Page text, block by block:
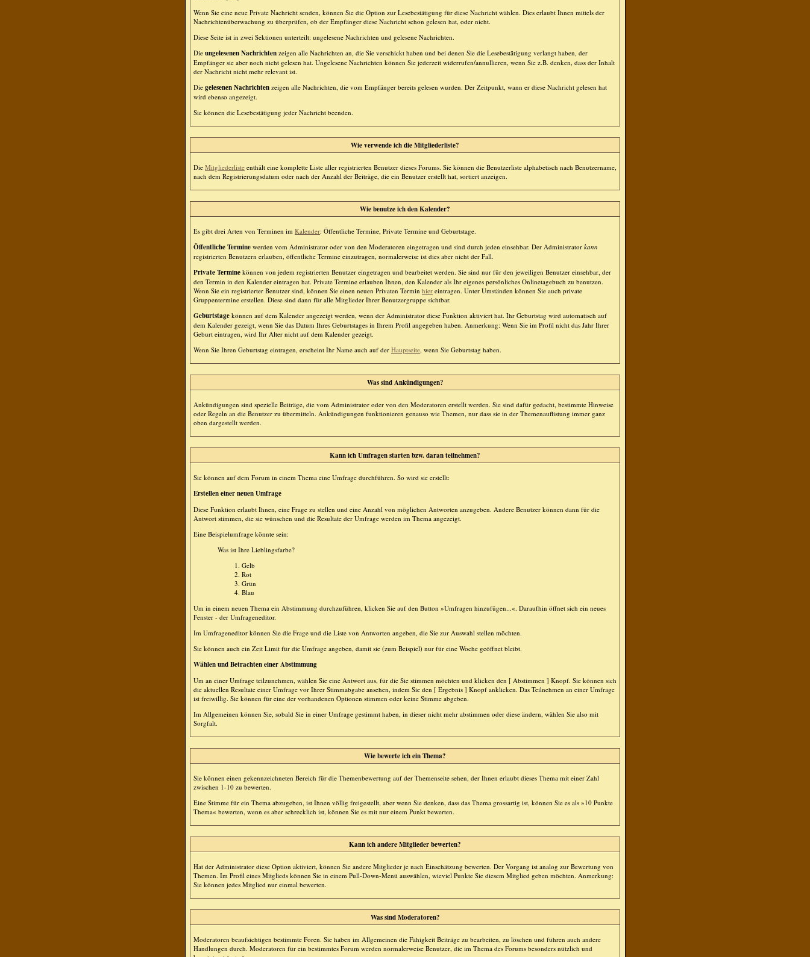
Wenn Sie eine neue Private Nachricht senden, können Sie die Option zur Lesebestätigung für diese Nachricht wählen. Dies erlaubt Ihnen mittels der
Nachrichtenüberwachung zu überprüfen, ob der Empfänger diese Nachricht schon gelesen hat, oder nicht.
Diese Seite ist in zwei Sektionen unterteilt: ungelesene Nachrichten und gelesene Nachrichten.
Die ungelesenen Nachrichten zeigen alle Nachrichten an, die Sie verschickt haben und bei denen Sie die Lesebestätigung verlangt haben, der
Empfänger sie aber noch nicht gelesen hat. Ungelesene Nachrichten können Sie jederzeit widerrufen/annullieren, wenn Sie z.B. denken, dass der Inhalt
der Nachricht nicht mehr relevant ist.
Die gelesenen Nachrichten zeigen alle Nachrichten, die vom Empfänger bereits gelesen wurden. Der Zeitpunkt, wann er diese Nachricht gelesen hat
wird ebenso angezeigt.
Sie können die Lesebestätigung jeder Nachricht beenden.
Wie verwende ich die Mitgliederliste?
Die Mitgliederliste enthält eine komplette Liste aller registrierten Benutzer dieses Forums. Sie können die Benutzerliste alphabetisch nach Benutzername,
nach dem Registrierungsdatum oder nach der Anzahl der Beiträge, die ein Benutzer erstellt hat, sortiert anzeigen.
Wie benutze ich den Kalender?
Es gibt drei Arten von Terminen im Kalender: Öffentliche Termine, Private Termine und Geburtstage.
Öffentliche Termine werden vom Administrator oder von den Moderatoren eingetragen und sind durch jeden einsehbar. Der Administrator kann
registrierten Benutzern erlauben, öffentliche Termine einzutragen, normalerweise ist dies aber nicht der Fall.
Private Termine können von jedem registrierten Benutzer eingetragen und bearbeitet werden. Sie sind nur für den jeweiligen Benutzer einsehbar, der
den Termin in den Kalender eintragen hat. Private Termine erlauben Ihnen, den Kalender als Ihr eigenes persönliches Onlinetagebuch zu benutzen.
Wenn Sie ein registrierter Benutzer sind, können Sie einen neuen Privaten Termin hier eintragen. Unter Umständen können Sie auch private
Gruppentermine erstellen. Diese sind dann für alle Mitglieder Ihrer Benutzergruppe sichtbar.
Geburtstage können auf dem Kalender angezeigt werden, wenn der Administrator diese Funktion aktiviert hat. Ihr Geburtstag wird automatisch auf
dem Kalender gezeigt, wenn Sie das Datum Ihres Geburtstages in Ihrem Profil angegeben haben. Anmerkung: Wenn Sie im Profil nicht das Jahr Ihrer
Geburt eintragen, wird Ihr Alter nicht auf dem Kalender gezeigt.
Wenn Sie Ihren Geburtstag eintragen, erscheint Ihr Name auch auf der Hauptseite, wenn Sie Geburtstag haben.
Was sind Ankündigungen?
Ankündigungen sind spezielle Beiträge, die vom Administrator oder von den Moderatoren erstellt werden. Sie sind dafür gedacht, bestimmte Hinweise
oder Regeln an die Benutzer zu übermitteln. Ankündigungen funktionieren genauso wie Themen, nur dass sie in der Themenauflistung immer ganz
oben dargestellt werden.
Kann ich Umfragen starten bzw. daran teilnehmen?
Sie können auf dem Forum in einem Thema eine Umfrage durchführen. So wird sie erstellt:
Erstellen einer neuen Umfrage
Diese Funktion erlaubt Ihnen, eine Frage zu stellen und eine Anzahl von möglichen Antworten anzugeben. Andere Benutzer können dann für die
Antwort stimmen, die sie wünschen und die Resultate der Umfrage werden im Thema angezeigt.
Eine Beispielumfrage könnte sein:
Was ist Ihre Lieblingsfarbe?
Gelb
Rot
Grün
Blau
Um in einem neuen Thema ein Abstimmung durchzuführen, klicken Sie auf den Button »Umfragen hinzufügen...«. Daraufhin öffnet sich ein neues
Fenster - der Umfrageneditor.
Im Umfrageneditor können Sie die Frage und die Liste von Antworten angeben, die Sie zur Auswahl stellen möchten.
Sie können auch ein Zeit Limit für die Umfrage angeben, damit sie (zum Beispiel) nur für eine Woche geöffnet bleibt.
Wählen und Betrachten einer Abstimmung
Um an einer Umfrage teilzunehmen, wählen Sie eine Antwort aus, für die Sie stimmen möchten und klicken den [ Abstimmen ] Knopf. Sie können sich
die aktuellen Resultate einer Umfrage vor Ihrer Stimmabgabe ansehen, indem Sie den [ Ergebnis ] Knopf anklicken. Das Teilnehmen an einer Umfrage
ist freiwillig. Sie können für eine der vorhandenen Optionen stimmen oder keine Stimme abgeben.
Im Allgemeinen können Sie, sobald Sie in einer Umfrage gestimmt haben, in dieser nicht mehr abstimmen oder diese ändern, wählen Sie also mit
Sorgfalt.
Wie bewerte ich ein Thema?
Sie können einen gekennzeichneten Bereich für die Themenbewertung auf der Themenseite sehen, der Ihnen erlaubt dieses Thema mit einer Zahl
zwischen 1-10 zu bewerten.
Eine Stimme für ein Thema abzugeben, ist Ihnen völlig freigestellt, aber wenn Sie denken, dass das Thema grossartig ist, können Sie es als »10 Punkte
Thema« bewerten, wenn es aber schrecklich ist, können Sie es mit nur einem Punkt bewerten.
Kann ich andere Mitglieder bewerten?
Hat der Administrator diese Option aktiviert, können Sie andere Mitglieder je nach Einschätzung bewerten. Der Vorgang ist analog zur Bewertung von
Themen. Im Profil eines Mitglieds können Sie in einem Pull-Down-Menü auswählen, wieviel Punkte Sie diesem Mitglied geben möchten. Anmerkung:
Sie können jedes Mitglied nur einmal bewerten.
Was sind Moderatoren?
Moderatoren beaufsichtigen bestimmte Foren. Sie haben im Allgemeinen die Fähigkeit Beiträge zu bearbeiten, zu löschen und führen auch andere
Handlungen durch. Moderatoren für ein bestimmtes Forum werden normalerweise Benutzer, die im Thema des Forums besonders nützlich und